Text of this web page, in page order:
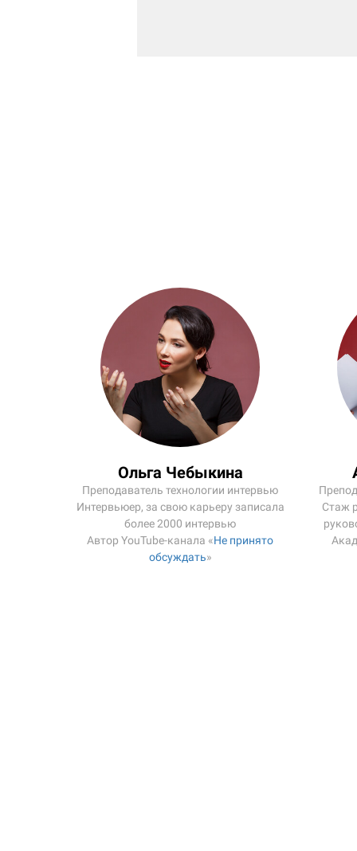
Ольга Чебыкина
Преподаватель технологии интервью
Интервьюер, за свою карьеру записала
более 2000 интервью
Автор YouTube-канала «Не принято
обсуждать»
Стаж